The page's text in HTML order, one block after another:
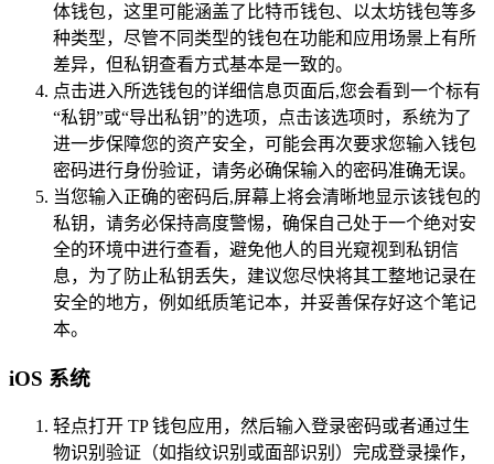
体钱包，这里可能涵盖了比特币钱包、以太坊钱包等多
种类型，尽管不同类型的钱包在功能和应用场景上有所
差异，但私钥查看方式基本是一致的。
点击进入所选钱包的详细信息页面后,您会看到一个标有
“私钥”或“导出私钥”的选项，点击该选项时，系统为了
进一步保障您的资产安全，可能会再次要求您输入钱包
密码进行身份验证，请务必确保输入的密码准确无误。
当您输入正确的密码后,屏幕上将会清晰地显示该钱包的
私钥，请务必保持高度警惕，确保自己处于一个绝对安
全的环境中进行查看，避免他人的目光窥视到私钥信
息，为了防止私钥丢失，建议您尽快将其工整地记录在
安全的地方，例如纸质笔记本，并妥善保存好这个笔记
本。
iOS 系统
轻点打开 TP 钱包应用，然后输入登录密码或者通过生
物识别验证（如指纹识别或面部识别）完成登录操作，